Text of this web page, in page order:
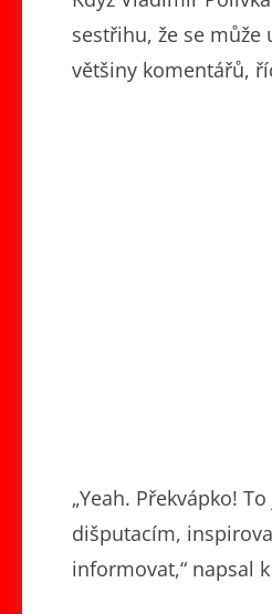
sestřihu, že se může
většiny komentářů,
„Yeah. Překvápko!
dišputacím,
informovat,“ napsal